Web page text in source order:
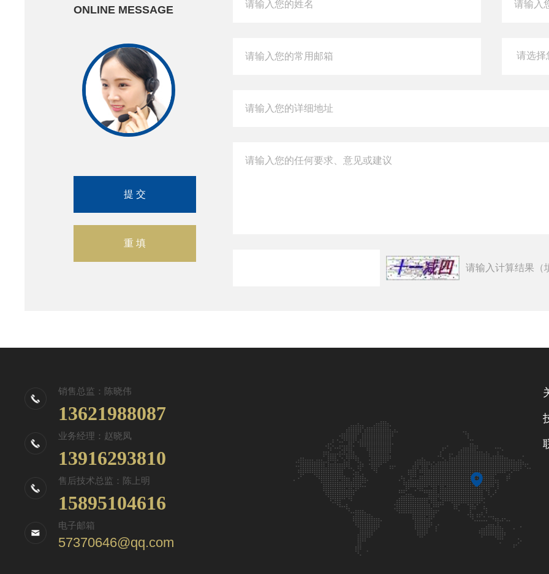
ONLINE MESSAGE
请输入计算结果（
销售总监：陈晓伟
13621988087
业务经理：赵晓凤
13916293810
售后技术总监：陈上明
15895104616
电子邮箱
57370646@qq.com